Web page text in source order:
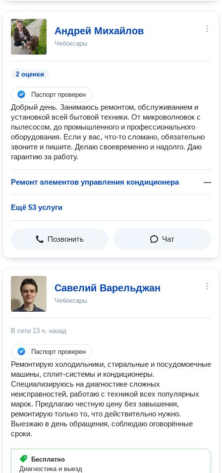
Андрей Михайлов
Чебоксары
2 оценки
Паспорт проверен
Добрый день. Занимаюсь ремонтом, обслуживанием и
установкой всей бытовой техники. От микроволновок с
пылесосом, до промышленного и профессионального
оборудования. Если у вас, что-то сломано, обязательно
звоните и пишите. Делаю своевременно и надолго. Даю
гарантию за работу.
Ремонт элементов управления кондиционера —
Ещё 53 услуги
Позвонить Чат
Савелий Варельджан
Чебоксары
В сети 13 ч. назад
Паспорт проверен
Ремонтирую холодильники, стиральные и посудомоечные
машины, сплит-системы и кондиционеры.
Специализируюсь на диагностике сложных
неисправностей, работаю с техникой всех популярных
марок. Предлагаю честную цену без завышения,
ремонтирую только то, что действительно нужно.
Выезжаю в день обращения, соблюдаю оговорённые
сроки.
Бесплатно
Диагностика и выезд